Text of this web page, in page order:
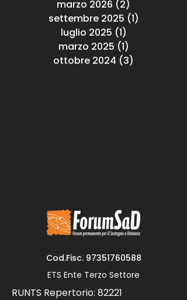
marzo 2026 (2)
settembre 2025 (1)
luglio 2025 (1)
marzo 2025 (1)
ottobre 2024 (3)
Cod.Fisc. 97351760588
ETS Ente Terzo Settore
RUNTS Repertorio: 82221